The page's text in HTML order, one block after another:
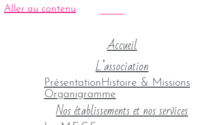
Aller au contenu
Accueil
L’association
Présentation Histoire & Missions
Organigramme
Nos établissements et nos services